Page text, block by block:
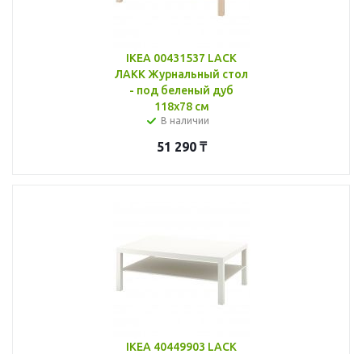
IKEA 00431537 LACK
ЛАКК Журнальный стол
- под беленый дуб
118x78 см
В наличии
51 290₸
IKEA 40449903 LACK